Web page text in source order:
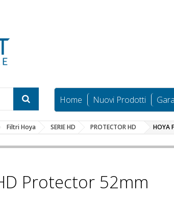
Home Nuovi Prodotti
Filtri Hoya SERIE HD PROTECTOR HD HOYA
Protector 52mm